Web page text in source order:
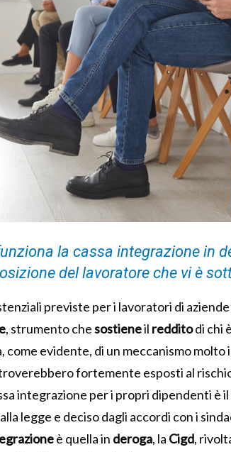
la cassa integrazione in
del lavoratore che vi è
previste per i lavoratori di
, strumento chesostieneil redditodi chi
come evidente, di un meccanismo
fortemente esposti al
integrazione per i propri dipendenti è
legge e deciso dagli accordi con i
è quella in deroga, la Cigd,